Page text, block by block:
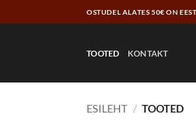
to
OSTUDEL ALATES 50€ ON
TOOTED KONTAKT
ESILEHT / TOOTED